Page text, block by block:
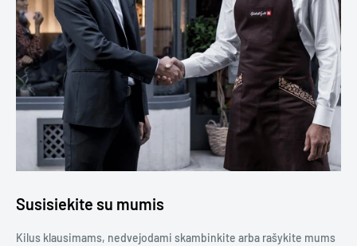
Susisiekite su mumis
Kilus klausimams, nedvejodami skambinkite arba rašykite mums